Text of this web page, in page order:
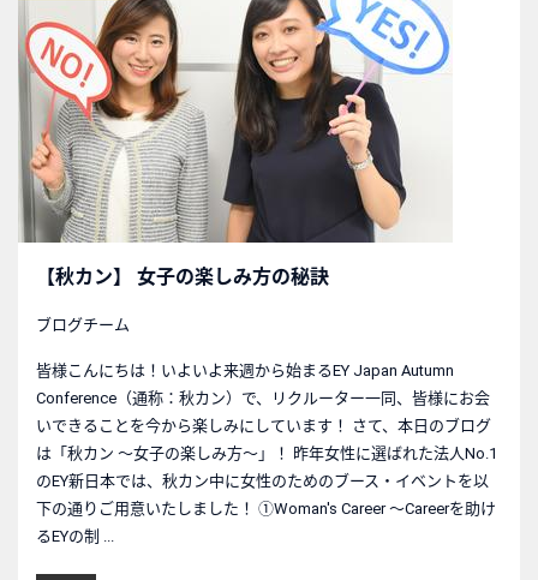
【秋カン】 女子の楽しみ方の秘訣
ブログチーム
皆様こんにちは！いよいよ来週から始まるEY Japan Autumn
Conference（通称：秋カン）で、リクルーター一同、皆様にお会
いできることを今から楽しみにしています！ さて、本日のブログ
は「秋カン ～女子の楽しみ方～」！ 昨年女性に選ばれた法人No.1
のEY新日本では、秋カン中に女性のためのブース・イベントを以
下の通りご用意いたしました！ ①Woman's Career ～Careerを助け
るEYの制 ...